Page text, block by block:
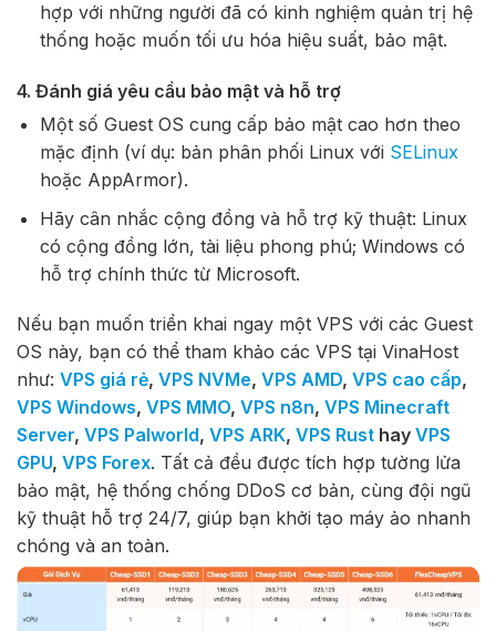
hợp với những người đã có kinh nghiệm quản trị hệ
thống hoặc muốn tối ưu hóa hiệu suất, bảo mật.
4. Đánh giá yêu cầu bảo mật và hỗ trợ
Một số Guest OS cung cấp bảo mật cao hơn theo
mặc định (ví dụ: bản phân phối Linux với SELinux
hoặc AppArmor).
Hãy cân nhắc cộng đồng và hỗ trợ kỹ thuật: Linux
có cộng đồng lớn, tài liệu phong phú; Windows có
hỗ trợ chính thức từ Microsoft.
Nếu bạn muốn triển khai ngay một VPS với các Guest
OS này, bạn có thể tham khảo các VPS tại VinaHost
như: VPS giá rẻ, VPS NVMe, VPS AMD, VPS cao cấp,
VPS Windows, VPS MMO, VPS n8n, VPS Minecraft
Server, VPS Palworld, VPS ARK, VPS Rust hay VPS
GPU, VPS Forex. Tất cả đều được tích hợp tường lửa
bảo mật, hệ thống chống DDoS cơ bản, cùng đội ngũ
kỹ thuật hỗ trợ 24/7, giúp bạn khởi tạo máy ảo nhanh
chóng và an toàn.